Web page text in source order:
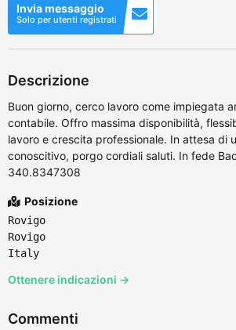
Invia messaggio
Solo per utenti registrati
Descrizione
Buon giorno, cerco lavoro come impiegata
contabile. Offro massima disponibilità,
lavoro e crescita professionale. In attesa di
conoscitivo, porgo cordiali saluti. In fede
340.8347308
Posizione
Rovigo
Rovigo
Italy
Ottenere indicazioni →
Commenti